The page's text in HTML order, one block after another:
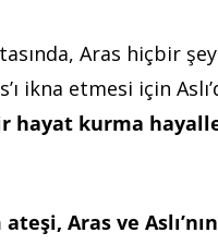
Aras hiçbir
ikna etmesi için
hayat kurma
Aras ve